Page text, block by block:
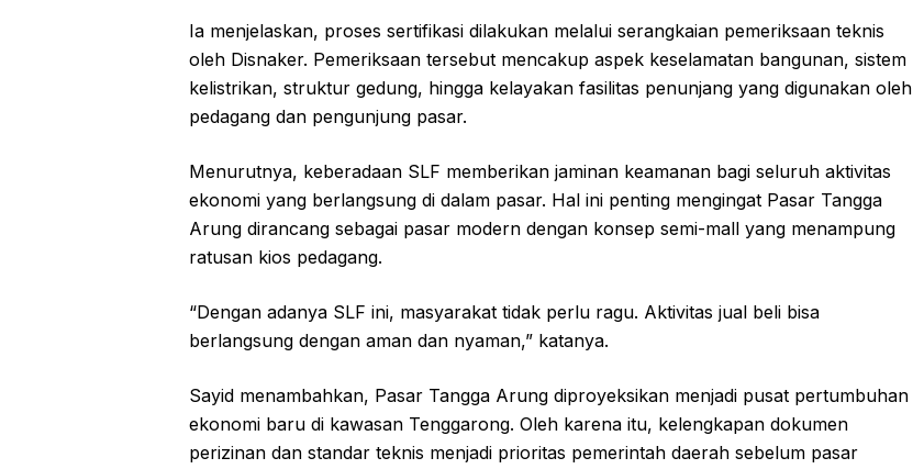
Ia menjelaskan, proses sertifikasi dilakukan melalui serangkaian pemeriksaan teknis
oleh Disnaker. Pemeriksaan tersebut mencakup aspek keselamatan bangunan, sistem
kelistrikan, struktur gedung, hingga kelayakan fasilitas penunjang yang digunakan oleh
pedagang dan pengunjung pasar.
Menurutnya, keberadaan SLF memberikan jaminan keamanan bagi seluruh aktivitas
ekonomi yang berlangsung di dalam pasar. Hal ini penting mengingat Pasar Tangga
Arung dirancang sebagai pasar modern dengan konsep semi-mall yang menampung
ratusan kios pedagang.
“Dengan adanya SLF ini, masyarakat tidak perlu ragu. Aktivitas jual beli bisa
berlangsung dengan aman dan nyaman,” katanya.
Sayid menambahkan, Pasar Tangga Arung diproyeksikan menjadi pusat pertumbuhan
ekonomi baru di kawasan Tenggarong. Oleh karena itu, kelengkapan dokumen
perizinan dan standar teknis menjadi prioritas pemerintah daerah sebelum pasar